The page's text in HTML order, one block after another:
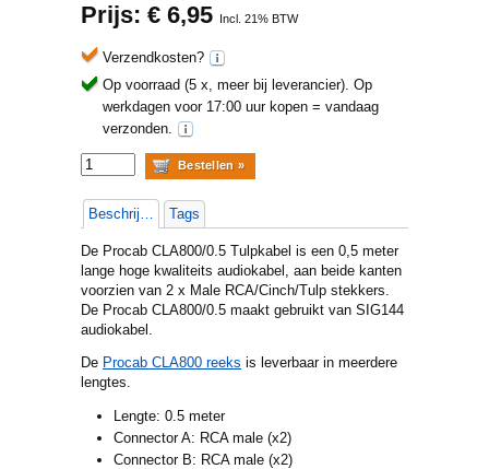
Prijs: € 6,95 Incl. 21% BTW
Verzendkosten?
Op voorraad (5 x, meer bij leverancier). Op
werkdagen voor 17:00 uur kopen = vandaag
verzonden.
Beschrijving Tags
De Procab CLA800/0.5 Tulpkabel is een 0,5 meter
lange hoge kwaliteits audiokabel, aan beide kanten
voorzien van 2 x Male RCA/Cinch/Tulp stekkers.
De Procab CLA800/0.5 maakt gebruikt van SIG144
audiokabel.
De Procab CLA800 reeks is leverbaar in meerdere
lengtes.
Lengte: 0.5 meter
Connector A: RCA male (x2)
Connector B: RCA male (x2)